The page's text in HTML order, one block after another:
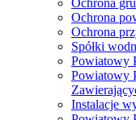
Ochrona
Ochrona
Ochrona
Spółki
Powiatowy
Powiatowy
Instalacje